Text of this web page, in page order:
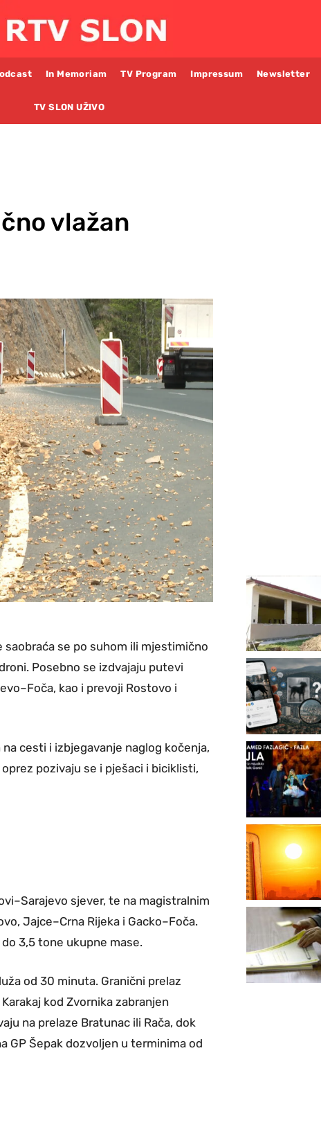
In Memoriam TV Program Impressum Newsletter
TV SLON UŽIVO
vlažan
se po suhom ili mjestimično
Posebno se izdvajaju putevi
kao i prevoji Rostovo i
cesti i izbjegavanje naglog kočenja,
pozivaju se i pješaci i biciklisti,
sjever, te na magistralnim
Jajce–Crna Rijeka i Gacko–Foča.
3,5 tone ukupne mase.
od 30 minuta. Granični prelaz
kod Zvornika zabranjen
na prelaze Bratunac ili Rača, dok
GP Šepak dozvoljen u terminima od